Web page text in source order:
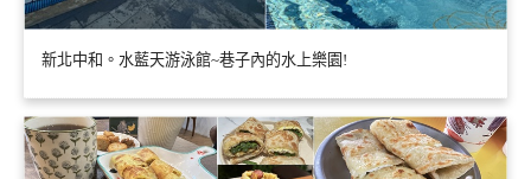
新北中和。水藍天游泳館~巷子內的水上樂園!